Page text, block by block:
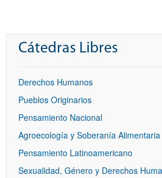
Cátedras Libres
Derechos Humanos
Pueblos Originarios
Pensamiento Nacional
Agroecología y Soberanía Alimentaria
Pensamiento Latinoamericano
Sexualidad, Género y Derechos